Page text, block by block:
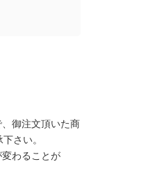
御注文頂いた商
さい。
わることが